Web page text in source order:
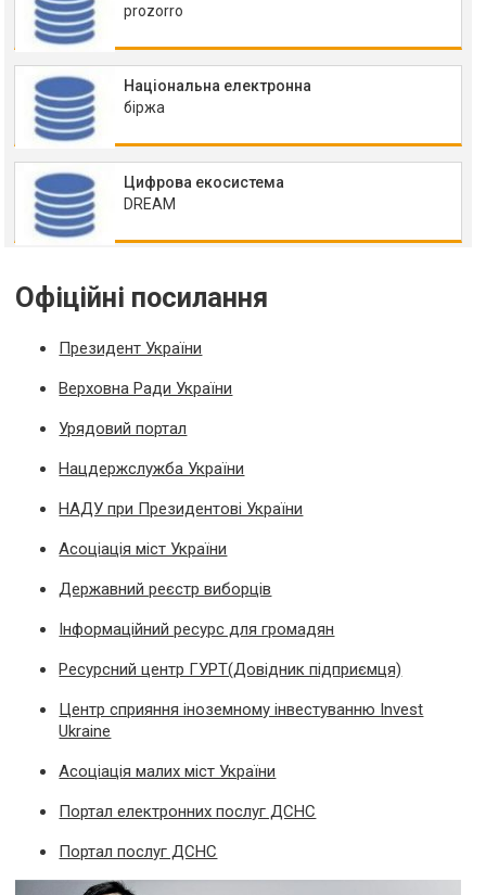
prozorro
Національна електронна
біржа
Цифрова екосистема
DREAM
Офіційні посилання
Президент України
Верховна Ради України
Урядовий портал
Нацдержслужба України
НАДУ при Президентові України
Асоціація міст України
Державний реєстр виборців
Інформаційний ресурс для громадян
Ресурсний центр ГУРТ(Довідник підприємця)
Центр сприяння іноземному інвестуванню Invest
Ukraine
Асоціація малих міст України
Портал електронних послуг ДСНС
Портал послуг ДСНС